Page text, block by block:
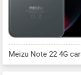
Meizu Note 22 4G